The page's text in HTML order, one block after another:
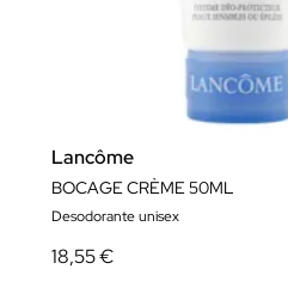
Lancôme
BOCAGE CRÈME 50ML
Desodorante unisex
18,55 €